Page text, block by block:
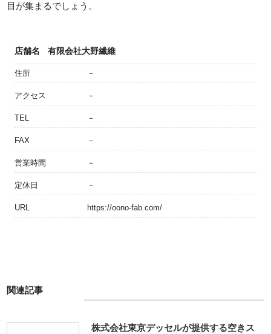
目が集まるでしょう。
店舗名 有限会社大野繊維
住所 －
アクセス －
TEL －
FAX －
営業時間 －
定休日 －
URL https://oono-fab.com/
関連記事
株式会社東京デッセルが提供する空きス